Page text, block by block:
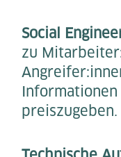
Social
zu
Informationen
preiszugeben.